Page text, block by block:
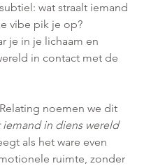
wat straalt iemand
vibe pik je op?
je in je lichaam en
in contact met de
noemen we dit
iemand in diens wereld
als het ware even
ruimte, zonder